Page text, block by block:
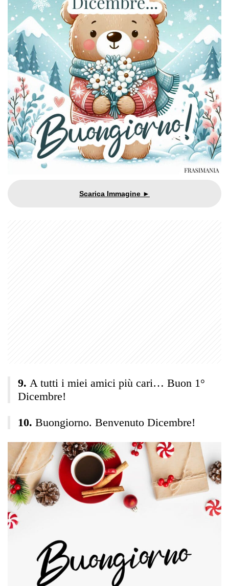
A tutti i miei amici più cari… Buon 1°
Dicembre!
Buongiorno. Benvenuto Dicembre!